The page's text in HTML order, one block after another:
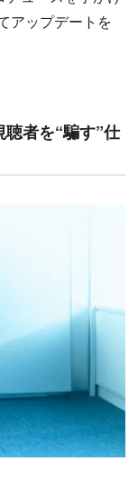
アップデートを
者を“騙す”仕